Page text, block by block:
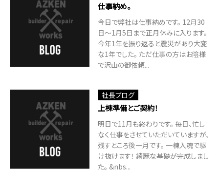
仕事納め。
今日で弊社は仕事納めです。 12月30
日～1月5日まで正月休みに入ります。
今年1年を振り返ると震災があり大変
な1年でした。 ただ仕事の方はお陰様
で沢山の御依頼...
社長ブログ
上棟準備とご契約！
明日で11月も終わりです。 毎日、忙し
なく仕事をさせていただいていますが、
残すところ後一月です。 一棟入魂で駆
け抜けます！ 綺麗な基礎が完成しまし
た。 &nbs...